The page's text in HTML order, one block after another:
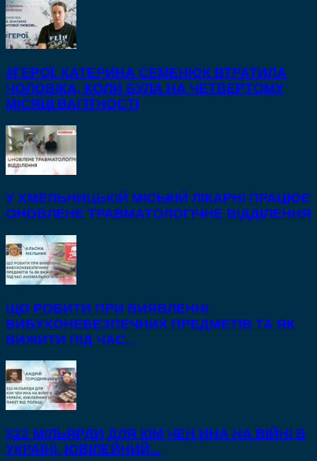
#ГЕРОЇ. КАТЕРИНА СЕМЕНЮК ВТРАТИЛА
ЧОЛОВІКА, КОЛИ БУЛА НА ЧЕТВЕРТОМУ
МІСЯЦІ ВАГІТНОСТІ
У ХМЕЛЬНИЦЬКІЙ МІСЬКІЙ ЛІКАРНІ ПРАЦЮЄ
ОНОВЛЕНЕ ТРАВМАТОЛОГІЧНЕ ВІДДІЛЕННЯ
ЩО РОБИТИ ПРИ ВИЯВЛЕННІ
ВИБУХОНЕБЕЗПЕЧНИХ ПРЕДМЕТІВ ТА ЯК
ВИЖИТИ ПІД ЧАС...
$22 МІЛЬЯРДИ ДЛЯ КІМ ЧЕН ИНА НА ВІЙНІ В
УКРАЇНІ, ЮВІЛЕЙНИЙ...